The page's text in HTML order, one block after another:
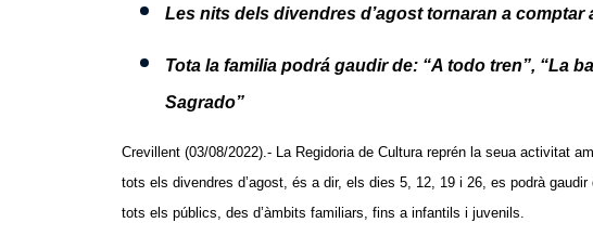
Les nits dels divendres d’agost tornaran a comptar
Tota la familia podrá gaudir de: “A todo tren”, “La
Sagrado”
Crevillent (03/08/2022).- La Regidoria de Cultura reprén la seua activitat
tots els divendres d’agost, és a dir, els dies 5, 12, 19 i 26, es podrà
tots els públics, des d’àmbits familiars, fins a infantils i juvenils.